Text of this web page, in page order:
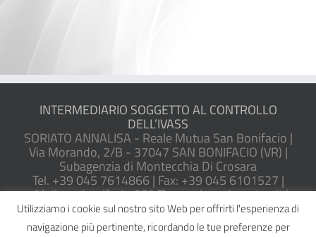
INTERMEDIARIO SOGGETTO AL CONTROLLO
DELL’IVASS
SORIATO ANNALISA - Reale Mutua San Bonifacio |
Via Morando, 2/B - 37047 SAN BONIFACIO (VR) |
Subagenzia di Montecchia Di Crosara
Tel. +39 045 7614866 | Fax: +39 045 6101527 |
eMail: sanbonifacio.352@agenzie.realemutua.it |
PEC: sanbonifacio@pec.agentireale.it
P.IVA: 02082580230 | Iscrizione RUI IVASS n.
Utilizziamo i cookie sul nostro sito Web per offrirti l'esperienza di
navigazione più pertinente, ricordando le tue preferenze per